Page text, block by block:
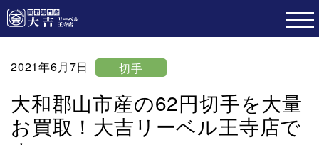
2021年6月7日 切手
大和郡山市産の62円切手を大量
お買取！大吉リーベル王寺店で